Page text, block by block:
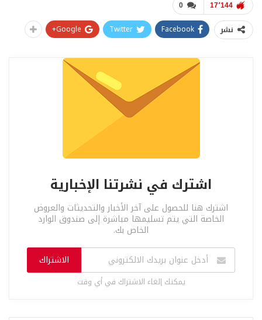
0 17٬144
نشر Facebook
Twitter
Google+
اشترك في نشرتنا الإخبارية
اشترك هنا للحصول على آخر الأخبار والتحديثات والعروض
الخاصة التي يتم تسليمها مباشرة إلى صندوق الوارد
الخاص بك.
الاشتراك
يمكنك إلغاء الاشتراك في أي وقت